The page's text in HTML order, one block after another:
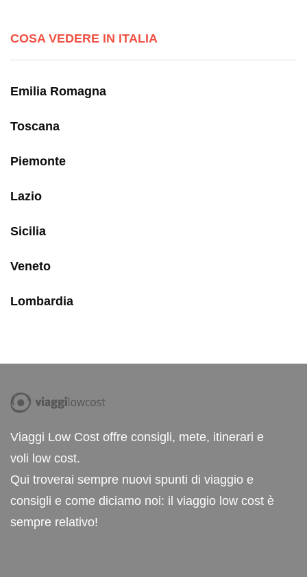
COSA VEDERE IN ITALIA
Emilia Romagna
Toscana
Piemonte
Lazio
Sicilia
Veneto
Lombardia
Viaggi Low Cost offre consigli, mete, itinerari e
voli low cost.
Qui troverai sempre nuovi spunti di viaggio e
consigli e come diciamo noi: il viaggio low cost è
sempre relativo!